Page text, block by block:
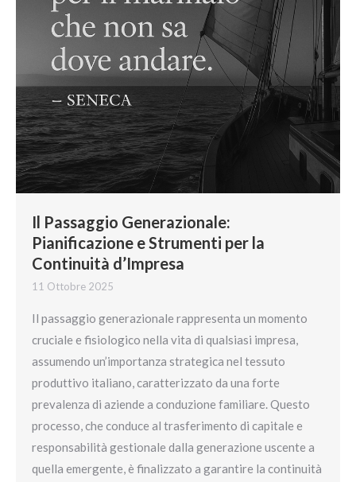
Il Passaggio Generazionale:
Pianificazione e Strumenti per la
Continuità d’Impresa
11 Ottobre 2025
Il passaggio generazionale rappresenta un momento
cruciale e fisiologico nella vita di qualsiasi impresa,
assumendo un’importanza strategica nel tessuto
produttivo italiano, caratterizzato da una forte
prevalenza di aziende a conduzione familiare. Questo
processo, che conduce al trasferimento di capitale e
responsabilità gestionale dalla generazione uscente a
quella emergente, è finalizzato a garantire la continuità